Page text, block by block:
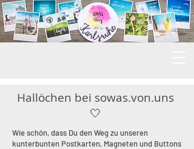
Hallöchen bei sowas.von.uns
🤍
Wie schön, dass Du den Weg zu unseren
kunterbunten Postkarten, Magneten und Buttons